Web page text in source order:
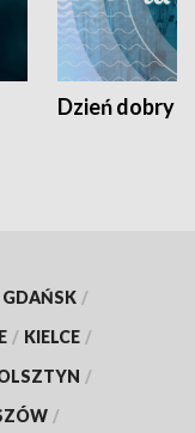
Dzień dobry
GDAŃSK /
/ KIELCE /
/
/